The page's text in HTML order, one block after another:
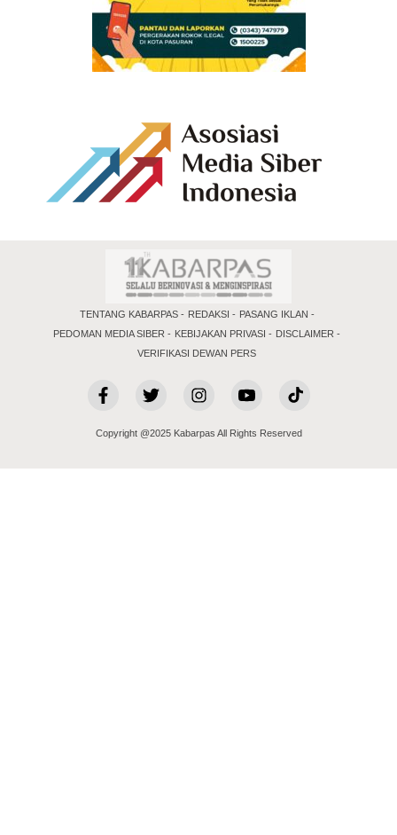
TENTANG KABARPAS REDAKSI
PASANG IKLAN
PEDOMAN MEDIA SIBER
KEBIJAKAN PRIVASI
DISCLAIMER
VERIFIKASI DEWAN PERS
Copyright @2025 Kabarpas All Rights Reserved